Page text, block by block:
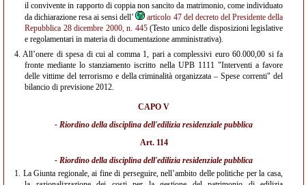
il convivente in rapporto di coppia non sancito da matrimonio, come individuato
da dichiarazione resa ai sensi dell’
articolo 47 del decreto del Presidente della
Repubblica 28 dicembre 2000, n. 445(Testo unico delle disposizioni legislative
e regolamentari in materia di documentazione amministrativa).
4. All’onere di spesa di cui al comma 1, pari a complessivi euro 60.000,00 si fa
fronte mediante lo stanziamento iscritto nella UPB 1111 "Interventi a favore
delle vittime del terrorismo e della criminalità organizzata – Spese correnti" del
bilancio di previsione 2012.
CAPO V
- Riordino della disciplina dell'edilizia residenziale pubblica
Art. 114
- Riordino della disciplina dell'edilizia residenziale pubblica
1. La Giunta regionale, ai fine di perseguire, nell’ambito delle politiche per la casa,